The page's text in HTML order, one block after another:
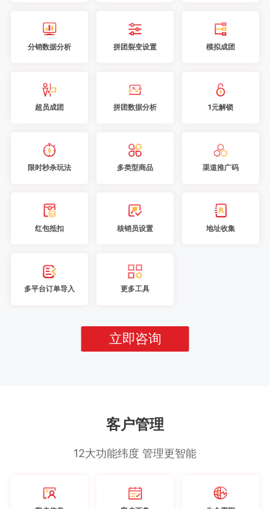
分销数据分析 拼团裂变设置 模拟成团
超员成团 拼团数据分析 1元解锁
限时秒杀玩法 多类型商品 渠道推广码
红包抵扣 核销员设置 地址收集
多平台订单导入 更多工具
立即咨询
客户管理
12大功能纬度 管理更智能